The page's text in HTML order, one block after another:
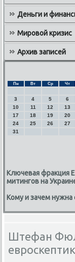
Деньги и
Мировой кризис
Архив записей
Пн Вт Ср Чт
3
4 5 6
10
11 12 13
17
18 19 20
24
25 26 27
31
Ключевая фракция
митингов на
Кому и зачем нужна
Штефан